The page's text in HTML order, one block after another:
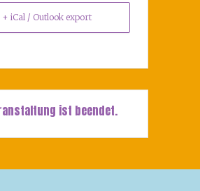
+ iCal / Outlook export
ist beendet.